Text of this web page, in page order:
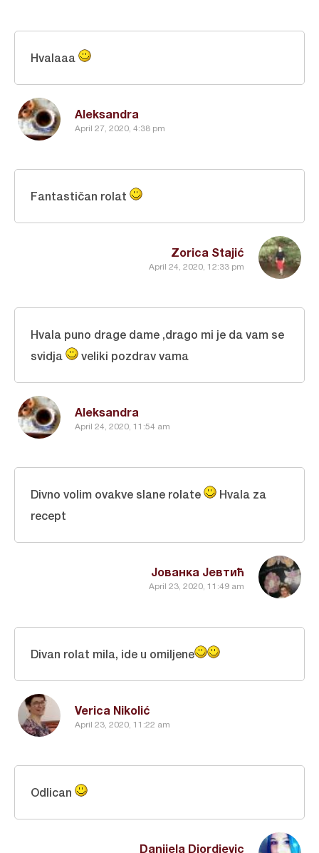
Aleksandra
April 27, 2020, 4:38 pm
Hvalaaa
Zorica Stajić
April 24, 2020, 12:33 pm
Fantastičan rolat
Aleksandra
April 24, 2020, 11:54 am
Hvala puno drage dame ,drago mi je da vam se
svidja
veliki pozdrav vama
Јованка Јевтић
April 23, 2020, 11:49 am
Divno volim ovakve slane rolate
Hvala za
recept
Verica Nikolić
April 23, 2020, 11:22 am
Divan rolat mila, ide u omiljene
Danijela Djordjevic
Odlican